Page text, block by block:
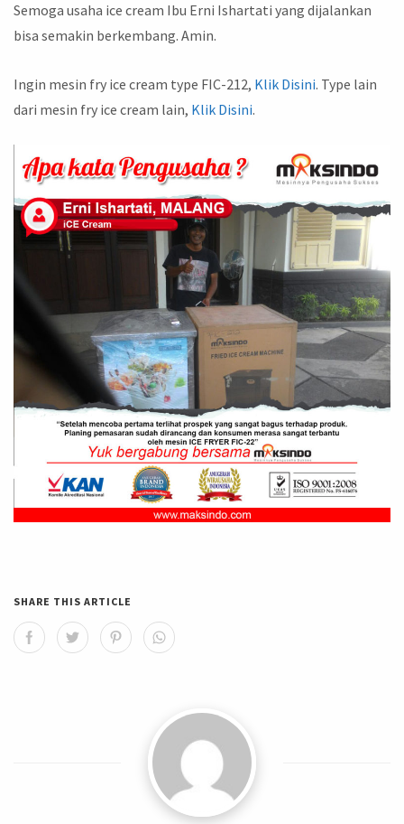
Semoga usaha ice cream Ibu Erni Ishartati yang dijalankan
bisa semakin berkembang. Amin.
Ingin mesin fry ice cream type FIC-212, Klik Disini. Type lain
dari mesin fry ice cream lain, Klik Disini.
SHARE THIS ARTICLE